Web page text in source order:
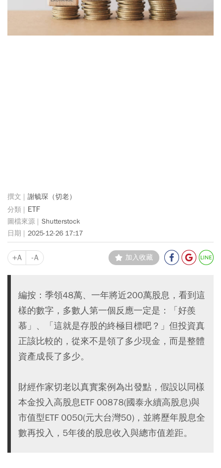
謝毓琛（切老）
ETF
Shutterstock
2025-12-26 17:17
+A -A 加入收藏
編按：季領48萬、一年將近200萬股息，看到這
樣的數字，多數人第一個反應一定是：「好羨
慕」、「這就是存股的終極目標吧？」但投資真
正該比較的，從來不是領了多少現金，而是整體
資產成長了多少。
財經作家切老以真實案例為出發點，假設以同樣
本金投入高股息ETF 00878(國泰永續高股息)與
市值型ETF 0050(元大台灣50)，並將歷年股息全
數再投入，5年後的股息收入與總市值差距。